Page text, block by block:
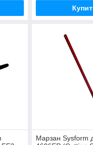
Марзан Sysform